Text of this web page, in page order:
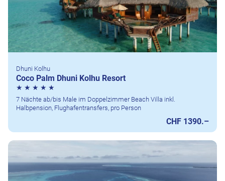
Dhuni Kolhu
Coco Palm Dhuni Kolhu Resort
7 Nächte ab/bis Male im Doppelzimmer Beach Villa inkl.
Halbpension, Flughafentransfers, pro Person
CHF 1390.–